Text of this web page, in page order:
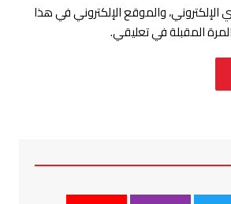
والموقع الإلكتروني في هذا
المقبلة في تعليقي.